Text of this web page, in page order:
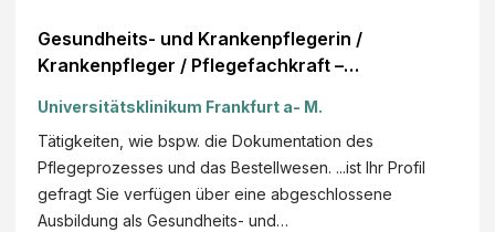
Gesundheits- und Krankenpflegerin /
Krankenpfleger / Pflegefachkraft –
Universitätsklinikum Frankfurt a- M.
Tätigkeiten, wie bspw. die Dokumentation des
Pflegeprozesses und das Bestellwesen. ...ist Ihr Profil
gefragt Sie verfügen über eine abgeschlossene
Ausbildung als Gesundheits- und…